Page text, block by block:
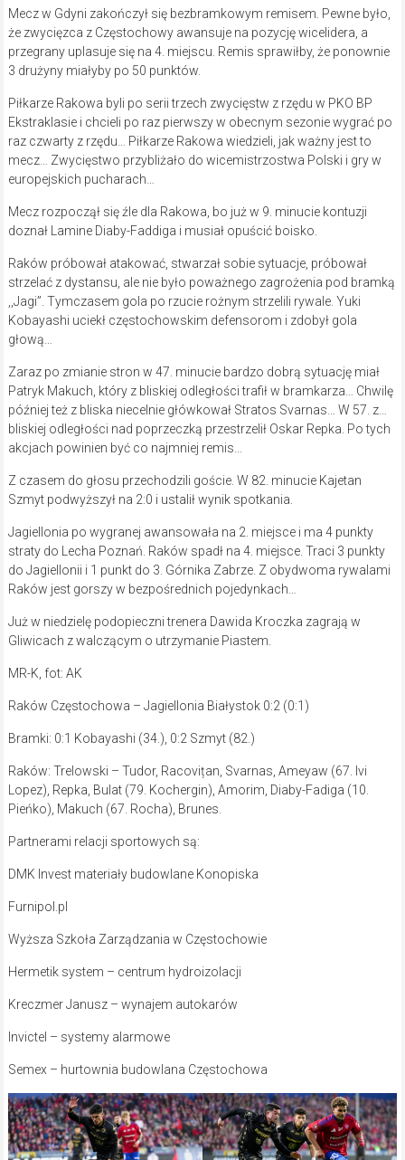
Mecz w Gdyni zakończył się bezbramkowym remisem. Pewne było,
że zwycięzca z Częstochowy awansuje na pozycję wicelidera, a
przegrany uplasuje się na 4. miejscu. Remis sprawiłby, że ponownie
3 drużyny miałyby po 50 punktów.
Piłkarze Rakowa byli po serii trzech zwycięstw z rzędu w PKO BP
Ekstraklasie i chcieli po raz pierwszy w obecnym sezonie wygrać po
raz czwarty z rzędu… Piłkarze Rakowa wiedzieli, jak ważny jest to
mecz… Zwycięstwo przybliżało do wicemistrzostwa Polski i gry w
europejskich pucharach…
Mecz rozpoczął się źle dla Rakowa, bo już w 9. minucie kontuzji
doznał Lamine Diaby-Faddiga i musiał opuścić boisko.
Raków próbował atakować, stwarzał sobie sytuacje, próbował
strzelać z dystansu, ale nie było poważnego zagrożenia pod bramką
,,Jagi”. Tymczasem gola po rzucie rożnym strzelili rywale. Yuki
Kobayashi uciekł częstochowskim defensorom i zdobył gola
głową…
Zaraz po zmianie stron w 47. minucie bardzo dobrą sytuację miał
Patryk Makuch, który z bliskiej odległości trafił w bramkarza… Chwilę
później też z bliska niecelnie główkował Stratos Svarnas… W 57. z…
bliskiej odległości nad poprzeczką przestrzelił Oskar Repka. Po tych
akcjach powinien być co najmniej remis…
Z czasem do głosu przechodzili goście. W 82. minucie Kajetan
Szmyt podwyższył na 2:0 i ustalił wynik spotkania.
Jagiellonia po wygranej awansowała na 2. miejsce i ma 4 punkty
straty do Lecha Poznań. Raków spadł na 4. miejsce. Traci 3 punkty
do Jagiellonii i 1 punkt do 3. Górnika Zabrze. Z obydwoma rywalami
Raków jest gorszy w bezpośrednich pojedynkach…
Już w niedzielę podopieczni trenera Dawida Kroczka zagrają w
Gliwicach z walczącym o utrzymanie Piastem.
MR-K, fot: AK
Raków Częstochowa – Jagiellonia Białystok 0:2 (0:1)
Bramki: 0:1 Kobayashi (34.), 0:2 Szmyt (82.)
Raków: Trelowski – Tudor, Racovițan, Svarnas, Ameyaw (67. Ivi
Lopez), Repka, Bulat (79. Kochergin), Amorim, Diaby-Fadiga (10.
Pieńko), Makuch (67. Rocha), Brunes.
Partnerami relacji sportowych są:
DMK Invest materiały budowlane Konopiska
Furnipol.pl
Wyższa Szkoła Zarządzania w Częstochowie
Hermetik system – centrum hydroizolacji
Kreczmer Janusz – wynajem autokarów
Invictel – systemy alarmowe
Semex – hurtownia budowlana Częstochowa